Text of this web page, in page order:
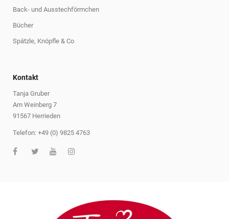
Back- und Ausstechförmchen
Bücher
Spätzle, Knöpfle & Co
Kontakt
Tanja Gruber
Am Weinberg 7
91567 Herrieden
Telefon: +49 (0) 9825 4763